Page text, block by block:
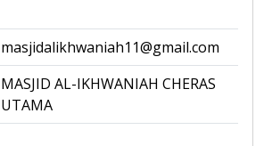
masjidalikhwaniah11@gmail.com
MASJID AL-IKHWANIAH CHERAS
UTAMA